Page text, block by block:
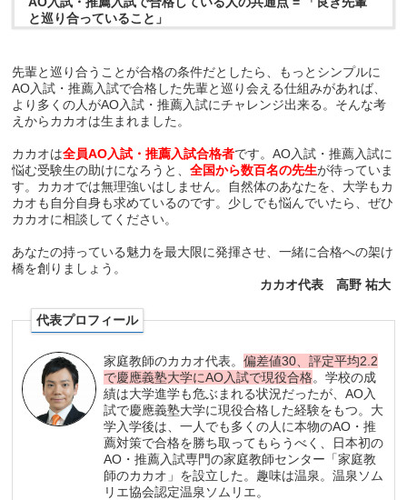
と巡り合っていること」
先輩と巡り合うことが合格の条件だとしたら、もっとシンプルに
AO入試・推薦入試で合格した先輩と巡り会える仕組みがあれば、
より多くの人がAO入試・推薦入試にチャレンジ出来る。そんな考
えからカカオは生まれました。
カカオは全員AO入試・推薦入試合格者です。AO入試・推薦入試に
悩む受験生の助けになろうと、全国から数百名の先生が待っていま
す。カカオでは無理強いはしません。自然体のあなたを、大学もカ
カオも自分自身も求めているのです。少しでも悩んでいたら、ぜひ
カカオに相談してください。
あなたの持っている魅力を最大限に発揮させ、一緒に合格への架け
橋を創りましょう。
カカオ代表 高野 祐大
代表プロフィール
家庭教師のカカオ代表。偏差値30、評定平均2.2
で慶應義塾大学にAO入試で現役合格。学校の成
績は大学進学も危ぶまれる状況だったが、AO入
試で慶應義塾大学に現役合格した経験をもつ。大
学入学後は、一人でも多くの人に本物のAO・推
薦対策で合格を勝ち取ってもらうべく、日本初の
AO・推薦入試専門の家庭教師センター「家庭教
師のカカオ」を設立した。趣味は温泉。温泉ソム
リエ協会認定温泉ソムリエ。